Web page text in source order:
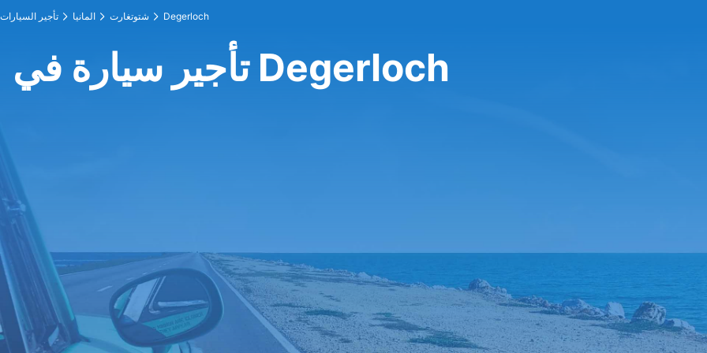
تأجير السيارات المانيا شتوتغارت Degerloch
تأجير سيارة في Degerloch